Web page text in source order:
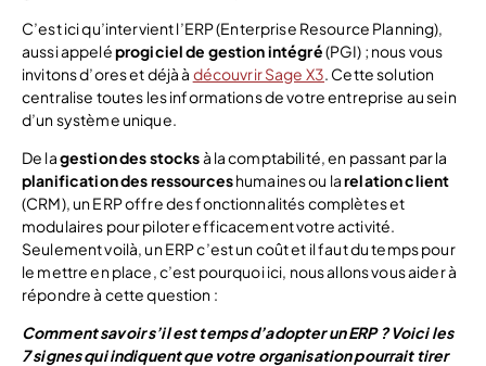
C’est ici qu’intervient l’ERP (Enterprise Resource Planning),
aussi appeléprogiciel de gestion intégré(PGI) ; nous vous
invitons d’ores et déjà à découvrir Sage X3. Cette solution
centralise toutes les informations de votre entreprise au sein
d’un système unique.
De lagestion des stocksà la comptabilité, en passant par la
planification des ressourceshumaines ou larelation client
(CRM), un ERP offre des fonctionnalités complètes et
modulaires pour piloter efficacement votre activité.
Seulement voilà, un ERP c’est un coût et il faut du temps pour
le mettre en place, c’est pourquoi ici, nous allons vous aider à
répondre à cette question :
Comment savoir s’il est temps d’adopter un ERP ? Voici les
7 signes qui indiquent que votre organisation pourrait tirer